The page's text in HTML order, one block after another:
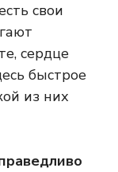
свои
сердце
быстрое
из них